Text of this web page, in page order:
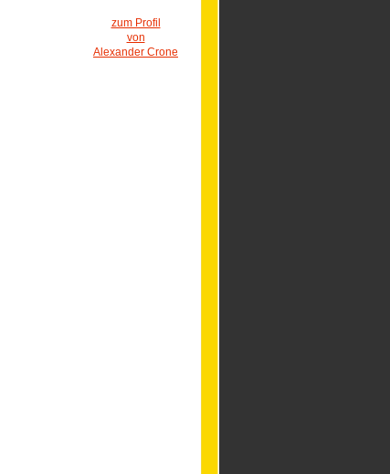
zum Profil
von
Alexander Crone